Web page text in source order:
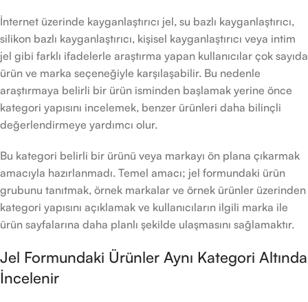
İnternet üzerinde kayganlaştırıcı jel, su bazlı kayganlaştırıcı,
silikon bazlı kayganlaştırıcı, kişisel kayganlaştırıcı veya intim
jel gibi farklı ifadelerle araştırma yapan kullanıcılar çok sayıda
ürün ve marka seçeneğiyle karşılaşabilir. Bu nedenle
araştırmaya belirli bir ürün isminden başlamak yerine önce
kategori yapısını incelemek, benzer ürünleri daha bilinçli
değerlendirmeye yardımcı olur.
Bu kategori belirli bir ürünü veya markayı ön plana çıkarmak
amacıyla hazırlanmadı. Temel amacı; jel formundaki ürün
grubunu tanıtmak, örnek markalar ve örnek ürünler üzerinden
kategori yapısını açıklamak ve kullanıcıların ilgili marka ile
ürün sayfalarına daha planlı şekilde ulaşmasını sağlamaktır.
Jel Formundaki Ürünler Aynı Kategori Altında
İncelenir